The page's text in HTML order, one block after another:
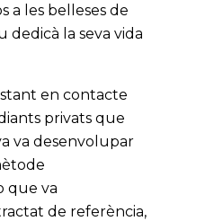
a les belleses de
dedicà la seva vida
en contacte
privats que
va desenvolupar
que va
de referència,